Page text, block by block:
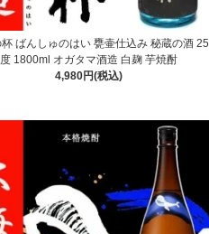
ばんしゅのはい 甕壷仕込み 秘蔵の酒 25
度 1800ml オガタマ酒造 白麹 芋焼酎
4,980円(税込)